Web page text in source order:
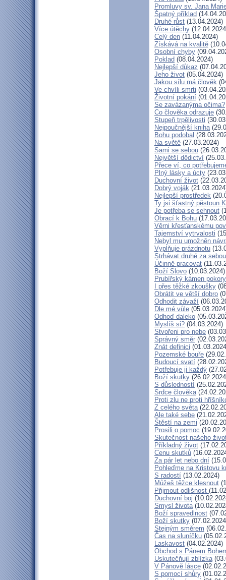
Promluvy sv. Jana
Špatný příklad
Druhé růst (13.04.2024)
Více útěchy
Celý den (11.04.2024)
Získává na kvalitě
Osobní chyby
Poklad (08.04.2024)
Nejlepší důkaz
Jeho život (05.04.2024)
Jakou sílu má člověk
Ve chvíli smrti
Životní pokání
Se zavázanýma očima?
Co člověka odrazuje
Stupeň trpělivosti
Nejpoučnější kniha
Bohu podobal
Na světě (27.03.2024)
Sami se sebou
Největší dědictví
Přece ví, co
Plný lásky a úcty
Duchovní život
Dobrý voják
Nejlepší prostředek
Ty jsi šťastný pěstoun
Je potřeba se sehnout
Obrací k Bohu
Věrni křesťanskému
Tajemství vytrvalosti
Nebyl mu umožněn
Vyplňuje prázdnotu
Strhávat druhé za sebou
Účinně pracovat
Boží Slovo (10.03.2024)
Prubířský kámen pokory
I přes těžké zkoušky
Obrátit ve větší dobro
Odhodit závaží
Dle mé vůle
Odhoď daleko
Myslíš si? (04.03.2024)
Stvořeni pro nebe
Správný směr
Znát definici
Pozemské bouře
Budoucí svatí
Potřebuje ji každý
Boží skutky
S důsledností
Srdce člověka
Proti zlu ne proti
Z celého světa
Ale také sebe
Štěstí na zemi
Prosili o pomoc
Skutečnost našeho
Příkladný život
Cenu skutků
Za pár let nebo dní
Pohleďme na Kristovu
S radostí (13.02.2024)
Můžeš těžce klesnout
Přijmout odlišnost
Duchovní boj
Smysl života
Boží spravedlnost
Boží skutky
Stejným směrem
Čas na sluníčku
Laskavost (04.02.2024)
Obchod s Pánem
Uskutečňují zblízka
V Pánově lásce
S pomocí shůry